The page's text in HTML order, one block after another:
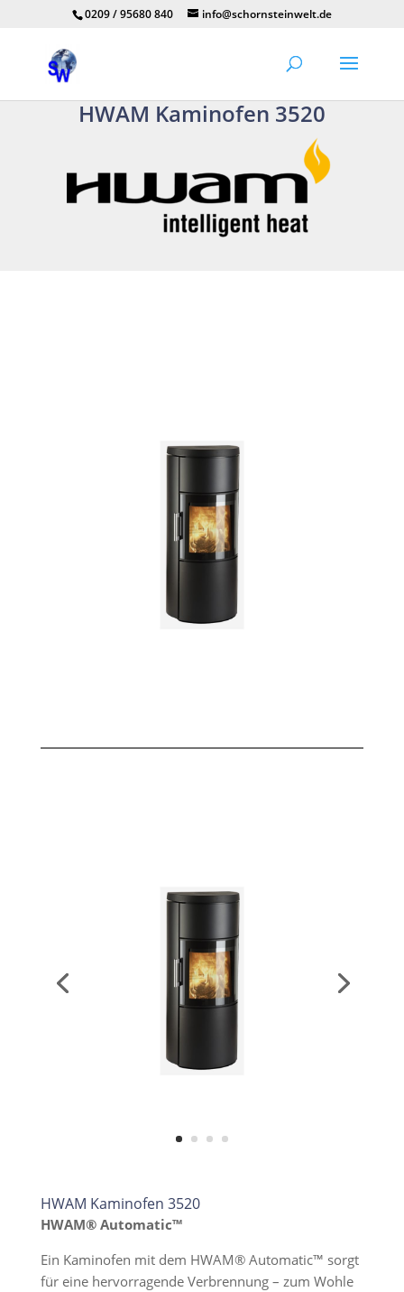
0209 / 95680 840 info@schornsteinwelt.de
HWAM Kaminofen 3520
HWAM Kaminofen 3520
HWAM® Automatic™
Ein Kaminofen mit dem HWAM® Automatic™ sorgt
für eine hervorragende Verbrennung – zum Wohle